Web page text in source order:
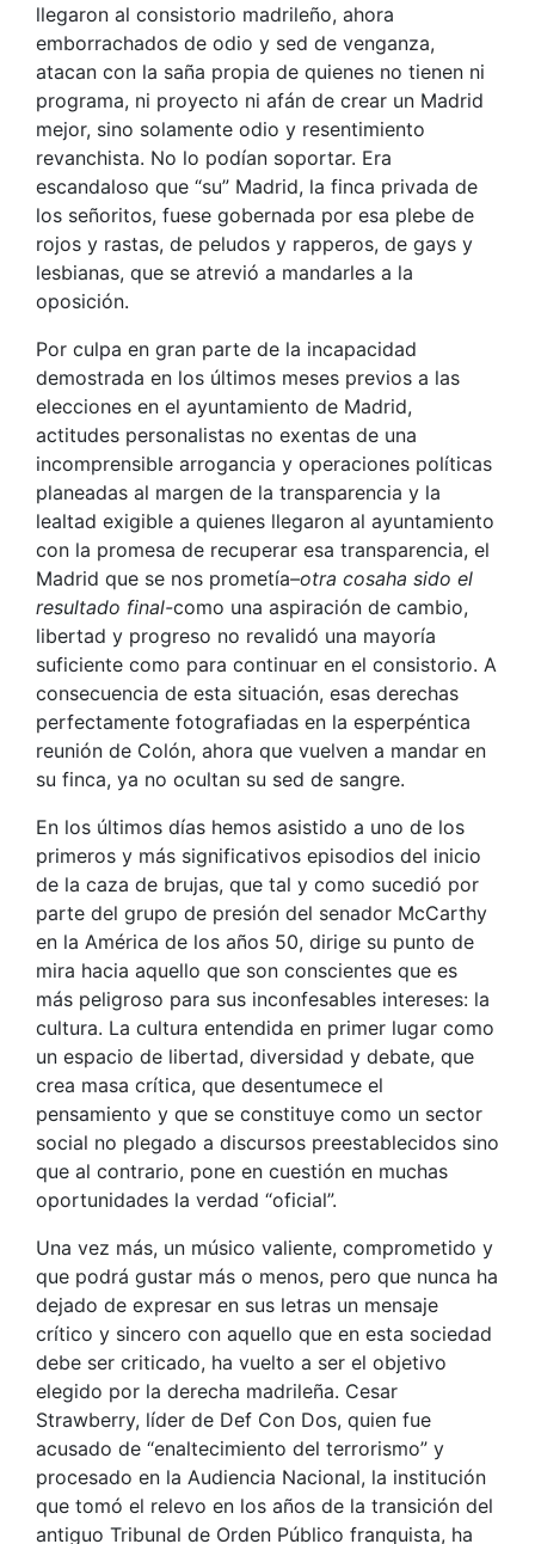
llegaron al consistorio madrileño, ahora
emborrachados de odio y sed de venganza,
atacan con la saña propia de quienes no tienen ni
programa, ni proyecto ni afán de crear un Madrid
mejor, sino solamente odio y resentimiento
revanchista. No lo podían soportar. Era
escandaloso que “su” Madrid, la finca privada de
los señoritos, fuese gobernada por esa plebe de
rojos y rastas, de peludos y rapperos, de gays y
lesbianas, que se atrevió a mandarles a la
oposición.
Por culpa en gran parte de la incapacidad
demostrada en los últimos meses previos a las
elecciones en el ayuntamiento de Madrid,
actitudes personalistas no exentas de una
incomprensible arrogancia y operaciones políticas
planeadas al margen de la transparencia y la
lealtad exigible a quienes llegaron al ayuntamiento
con la promesa de recuperar esa transparencia, el
Madrid que se nos prometía–otra cosaha sido el
resultado final-como una aspiración de cambio,
libertad y progreso no revalidó una mayoría
suficiente como para continuar en el consistorio. A
consecuencia de esta situación, esas derechas
perfectamente fotografiadas en la esperpéntica
reunión de Colón, ahora que vuelven a mandar en
su finca, ya no ocultan su sed de sangre.
En los últimos días hemos asistido a uno de los
primeros y más significativos episodios del inicio
de la caza de brujas, que tal y como sucedió por
parte del grupo de presión del senador McCarthy
en la América de los años 50, dirige su punto de
mira hacia aquello que son conscientes que es
más peligroso para sus inconfesables intereses: la
cultura. La cultura entendida en primer lugar como
un espacio de libertad, diversidad y debate, que
crea masa crítica, que desentumece el
pensamiento y que se constituye como un sector
social no plegado a discursos preestablecidos sino
que al contrario, pone en cuestión en muchas
oportunidades la verdad “oficial”.
Una vez más, un músico valiente, comprometido y
que podrá gustar más o menos, pero que nunca ha
dejado de expresar en sus letras un mensaje
crítico y sincero con aquello que en esta sociedad
debe ser criticado, ha vuelto a ser el objetivo
elegido por la derecha madrileña. Cesar
Strawberry, líder de Def Con Dos, quien fue
acusado de “enaltecimiento del terrorismo” y
procesado en la Audiencia Nacional, la institución
que tomó el relevo en los años de la transición del
antiguo Tribunal de Orden Público franquista, ha